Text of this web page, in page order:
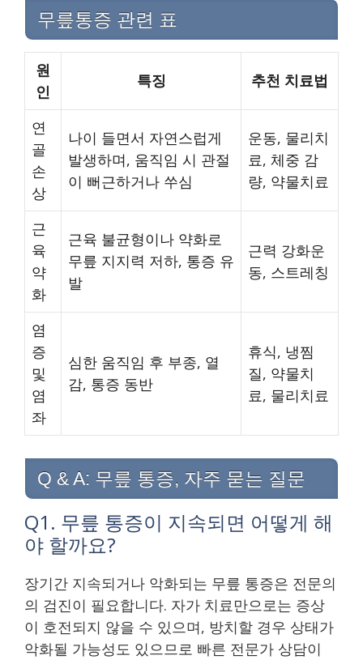
무릎통증 관련 표
원
인
특징 추천 치료법
연
골
손
상
나이 들면서 자연스럽게
발생하며, 움직임 시 관절
이 뻐근하거나 쑤심
운동, 물리치
료, 체중 감
량, 약물치료
근
육
약
화
근육 불균형이나 약화로
무릎 지지력 저하, 통증 유
발
근력 강화운
동, 스트레칭
염
증
및
염
좌
심한 움직임 후 부종, 열
감, 통증 동반
휴식, 냉찜
질, 약물치
료, 물리치료
Q & A: 무릎 통증, 자주 묻는 질문
Q1. 무릎 통증이 지속되면 어떻게 해
야 할까요?
장기간 지속되거나 악화되는 무릎 통증은 전문의
의 검진이 필요합니다. 자가 치료만으로는 증상
이 호전되지 않을 수 있으며, 방치할 경우 상태가
악화될 가능성도 있으므로 빠른 전문가 상담이